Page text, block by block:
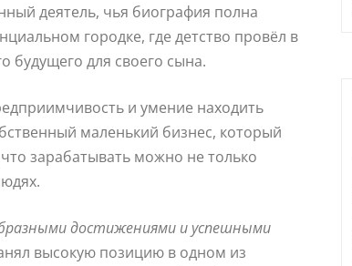
деятель, чья биография полна
городке, где детство провёл в
будущего для своего сына.
и умение находить
маленький бизнес, который
зарабатывать можно не только
достижениями и успешными
высокую позицию в одном из